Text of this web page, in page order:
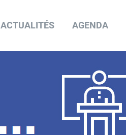
ACTUALITÉS AGENDA